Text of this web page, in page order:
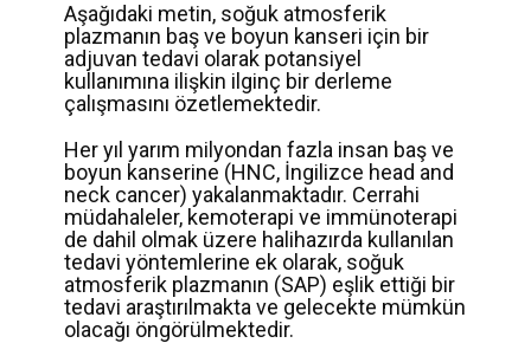
Aşağıdaki metin, soğuk atmosferik
plazmanın baş ve boyun kanseri için bir
adjuvan tedavi olarak potansiyel
kullanımına ilişkin ilginç bir derleme
çalışmasını özetlemektedir.
Her yıl yarım milyondan fazla insan baş ve
boyun kanserine (HNC, İngilizce head and
neck cancer) yakalanmaktadır. Cerrahi
müdahaleler, kemoterapi ve immünoterapi
de dahil olmak üzere halihazırda kullanılan
tedavi yöntemlerine ek olarak, soğuk
atmosferik plazmanın (SAP) eşlik ettiği bir
tedavi araştırılmakta ve gelecekte mümkün
olacağı öngörülmektedir.